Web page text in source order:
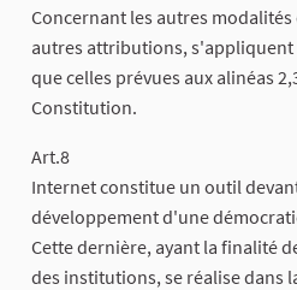
Concernant les autres modalités
autres attributions, s'appliquent
que celles prévues aux alinéas
Constitution.
Art.8
Internet constitue un outil
développement d'une
Cette dernière, ayant la finalité
des institutions, se réalise dans